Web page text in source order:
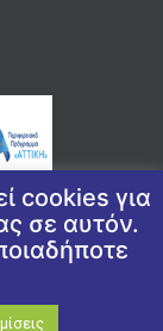
cookies για
σε αυτόν.